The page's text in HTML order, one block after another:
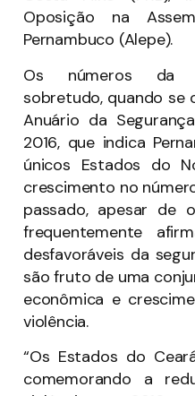
Oposição na
Pernambuco (Alepe).
Os números da
sobretudo, quando se
Anuário da
2016, que indica
únicos Estados do
crescimento no
passado, apesar de
frequentemente
desfavoráveis da
são fruto de uma
econômica e
violência.
“Os Estados do
comemorando a